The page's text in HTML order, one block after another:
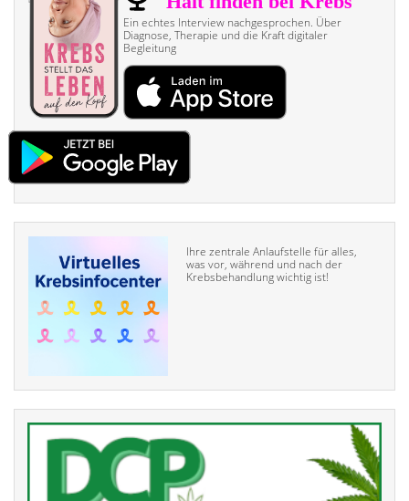
Ein echtes Interview nach­gesprochen. Über
Diagnose, Therapie und die Kraft digitaler
Begleitung
Ihre zentrale Anlaufstelle für alles,
was vor, während und nach der
Krebsbehandlung wichtig ist!